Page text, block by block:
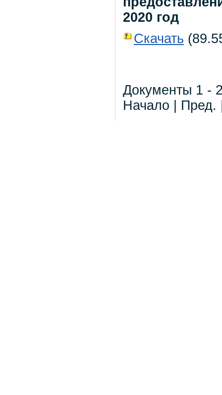
2020 год
Скачать
Документы 1 -
Начало |